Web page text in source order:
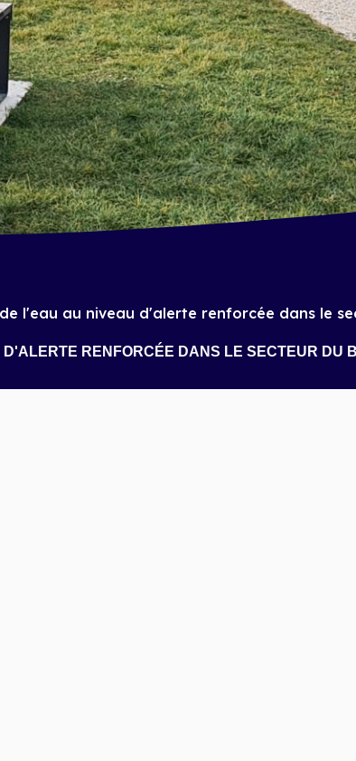
l'eau au niveau d'alerte renforcée dans le
RENFORCÉE DANS LE SECTEUR DU